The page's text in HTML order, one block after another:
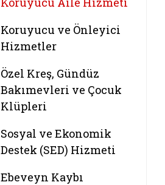
Koruyucu ve Önleyici
Hizmetler
Özel Kreş, Gündüz
Bakımevleri ve Çocuk
Klüpleri
Sosyal ve Ekonomik
Destek (SED) Hizmeti
Ebeveyn Kaybı